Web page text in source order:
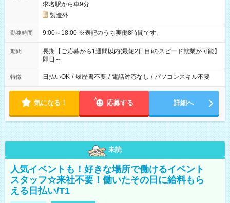
求名駅から車9分
製造外
勤務時間 9:00～18:00 ※表記のうち実働8時間です。
期間
長期【ご応募から1週間以内(最短2日目)のスピード就業が可能】
即日～
特徴 日払いOK / 履歴書不要 / 電話対応なし / パソコンスキル不要
気になる！ 応募する 詳細へ
未読
人気イベントも！好きな場所で働けるイベント
スタッフ☆来社不要！働いたその日に給料もら
える日払い/T1